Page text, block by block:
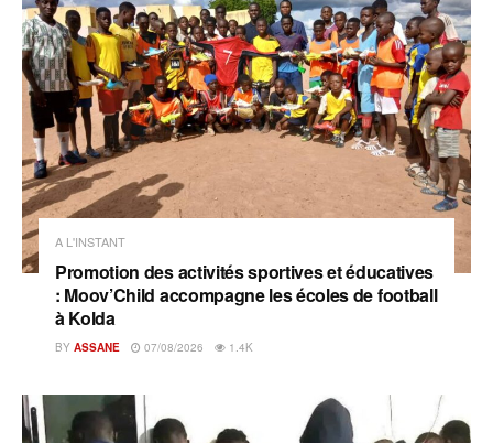
A L'INSTANT
Promotion des activités sportives et éducatives
: Moov’Child accompagne les écoles de football
à Kolda
BY ASSANE 07/08/2026 1.4K